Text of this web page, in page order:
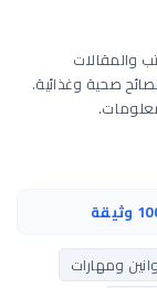
والمقالات
صحية وغذائية.
ومهارات